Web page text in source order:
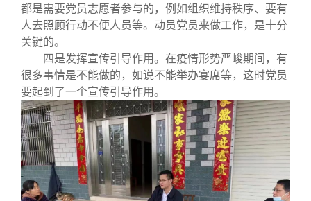
都是需要党员志愿者参与的，例如组织维持秩序、要有
人去照顾行动不便人员等。动员党员来做工作，是十分
关键的。
四是发挥宣传引导作用。在疫情形势严峻期间，有
很多事情是不能做的，如说不能举办宴席等，这时党员
要起到了一个宣传引导作用。